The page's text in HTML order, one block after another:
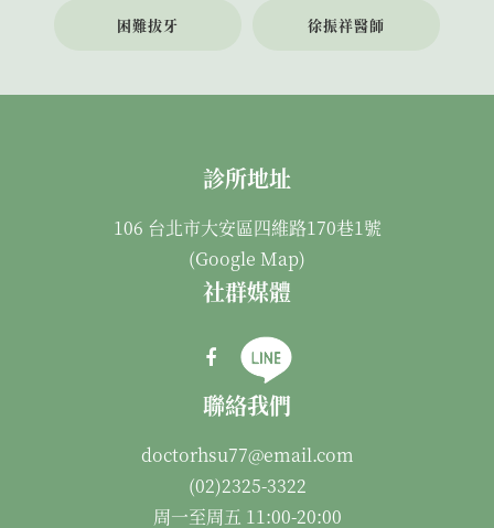
困難拔牙 徐振祥醫師
診所地址
106 台北市大安區四維路170巷1號
(Google Map)
社群媒體
聯絡我們
doctorhsu77@email.com
(02)2325-3322
周一至周五 11:00-20:00